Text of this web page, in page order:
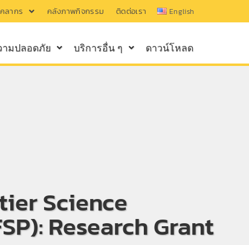
ลากร คลังภาพกิจกรรม ติดต่อเรา English
ามปลอดภัย บริการอื่น ๆ ดาวน์โหลด
Science
Research Grant